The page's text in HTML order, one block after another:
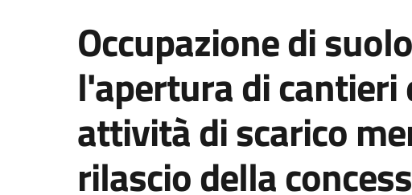
Occupazione di
l'apertura di cantieri
attività di scarico
rilascio della